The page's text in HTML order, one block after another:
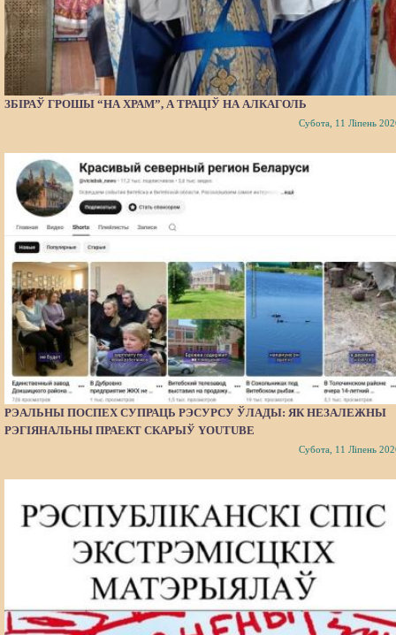
ЗБІРАЎ ГРОШЫ “НА ХРАМ”, А ТРАЦІЎ НА АЛКАГОЛЬ
Субота, 11 Ліпень
РЭАЛЬНЫ ПОСПЕХ СУПРАЦЬ РЭСУРСУ ЎЛАДЫ: ЯК НЕЗАЛЕЖНЫ
РЭГІЯНАЛЬНЫ ПРАЕКТ СКАРЫЎ YOUTUBE
Субота, 11 Ліпень